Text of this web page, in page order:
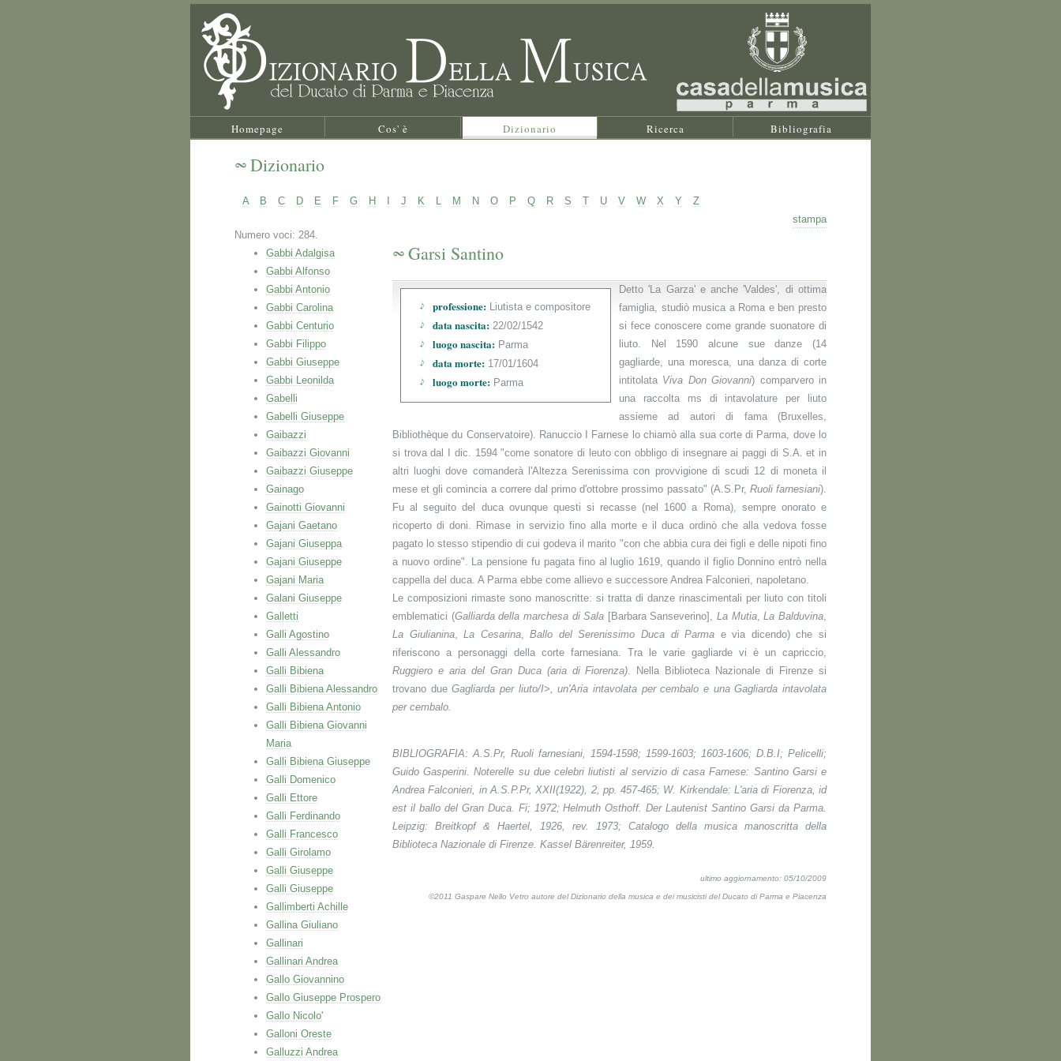
Homepage Cos' è Dizionario Ricerca Bibliografia
Dizionario
A B C D E F G H J K L M N O P Q R S T U V W X Y
Z
stampa
Numero voci: 284.
Gabbi Adalgisa
Gabbi Alfonso
Gabbi Antonio
Gabbi Carolina
Gabbi Centurio
Gabbi Filippo
Gabbi Giuseppe
Gabbi Leonilda
Gabelli
Gabelli Giuseppe
Gaibazzi
Gaibazzi Giovanni
Gaibazzi Giuseppe
Gainago
Gainotti Giovanni
Gajani Gaetano
Gajani Giuseppa
Gajani Giuseppe
Gajani Maria
Galani Giuseppe
Galletti
Galli Agostino
Galli Alessandro
Galli Bibiena
Galli Bibiena Alessandro
Galli Bibiena Antonio
Galli Bibiena Giovanni
Maria
Galli Bibiena Giuseppe
Galli Domenico
Galli Ettore
Galli Ferdinando
Galli Francesco
Galli Girolamo
Galli Giuseppe
Galli Giuseppe
Gallimberti Achille
Gallina Giuliano
Gallinari
Gallinari Andrea
Gallo Giovannino
Gallo Giuseppe Prospero
Gallo Nicolo'
Galloni Oreste
Galluzzi Andrea
Garsi Santino
professione: Liutista e compositore
data nascita: 22/02/1542
luogo nascita: Parma
data morte: 17/01/1604
luogo morte: Parma
Detto 'La Garza' e anche 'Valdes', di ottima
famiglia, studiò musica a Roma e ben presto
si fece conoscere come grande suonatore di
liuto. Nel 1590 alcune sue danze (14
gagliarde, una moresca, una danza di corte
intitolata Viva Don Giovanni) comparvero in
una raccolta ms di intavolature per liuto
assieme ad autori di fama (Bruxelles,
Bibliothèque du Conservatoire). Ranuccio I Farnese lo chiamò alla sua corte di Parma, dove lo
si trova dal I dic. 1594 "come sonatore di leuto con obbligo di insegnare ai paggi di S.A. et in
altri luoghi dove comanderà l'Altezza Serenissima con provvigione di scudi 12 di moneta il
mese et gli comincia a correre dal primo d'ottobre prossimo passato" (A.S.Pr, Ruoli farnesiani).
Fu al seguito del duca ovunque questi si recasse (nel 1600 a Roma), sempre onorato e
ricoperto di doni. Rimase in servizio fino alla morte e il duca ordinò che alla vedova fosse
pagato lo stesso stipendio di cui godeva il marito "con che abbia cura dei figli e delle nipoti fino
a nuovo ordine". La pensione fu pagata fino al luglio 1619, quando il figlio Donnino entrò nella
cappella del duca. A Parma ebbe come allievo e successore Andrea Falconieri, napoletano.
Le composizioni rimaste sono manoscritte: si tratta di danze rinascimentali per liuto con titoli
emblematici (Galliarda della marchesa di Sala [Barbara Sanseverino],La Mutia,La Balduvina,
La Giulianina,La Cesarina,Ballo del Serenissimo Duca di Parma e via dicendo) che si
riferiscono a personaggi della corte farnesiana. Tra le varie gagliarde vi è un capriccio,
Ruggiero e aria del Gran Duca (aria di Fiorenza). Nella Biblioteca Nazionale di Firenze si
trovano dueGagliarda per liuto/I>, un'Aria intavolata per cembalo e unaGagliarda intavolata
per cembalo.
BIBLIOGRAFIA: A.S.Pr, Ruoli farnesiani, 1594-1598; 1599-1603; 1603-1606; D.B.I; Pelicelli;
Guido Gasperini.Noterelle su due celebri liutisti al servizio di casa Farnese: Santino Garsi e
Andrea Falconieri, inA.S.P.Pr, XXII(1922), 2, pp. 457-465; W. Kirkendale:L'aria di Fiorenza, id
est il ballo del Gran Duca. Fi; 1972; Helmuth Osthoff. Der Lautenist Santino Garsi da Parma.
Leipzig: Breitkopf & Haertel, 1926, rev. 1973; Catalogo della musica manoscritta della
Biblioteca Nazionale di Firenze. Kassel Bärenreiter, 1959.
ultimo aggiornamento: 05/10/2009
©2011 Gaspare Nello Vetro autore del Dizionario della musica e dei musicisti del Ducato di Parma e Piacenza